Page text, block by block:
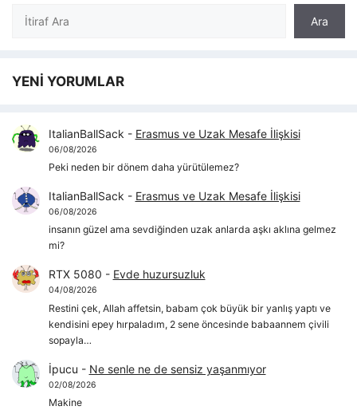
Ara
Ara
YENİ YORUMLAR
ItalianBallSack - Erasmus ve Uzak Mesafe İlişkisi
06/08/2026
Peki neden bir dönem daha yürütülemez?
ItalianBallSack - Erasmus ve Uzak Mesafe İlişkisi
06/08/2026
insanın güzel ama sevdiğinden uzak anlarda aşkı aklına gelmez
mi?
RTX 5080 - Evde huzursuzluk
04/08/2026
Restini çek, Allah affetsin, babam çok büyük bir yanlış yaptı ve
kendisini epey hırpaladım, 2 sene öncesinde babaannem çivili
sopayla…
İpucu - Ne senle ne de sensiz yaşanmıyor
02/08/2026
Makine